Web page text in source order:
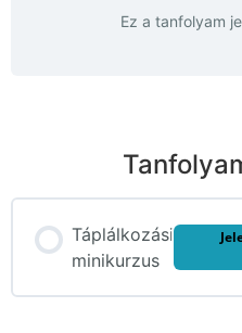
Ez a tanfolyam
Táplálkozási
minikurzus